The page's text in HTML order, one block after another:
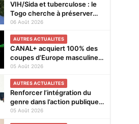
VIH/Sida et tuberculose : le
Togo cherche à préserver
ses acquis face à la baisse
06 Août 2026
AUTRES ACTUALITES
CANAL+ acquiert 100% des
coupes d’Europe masculines
de football en exclusivité en
4 saisons jusqu’en 2031
05 Août 2026
AUTRES ACTUALITES
Renforcer l’intégration du
genre dans l’action publique :
les résultats de l’analyse des
05 Août 2026